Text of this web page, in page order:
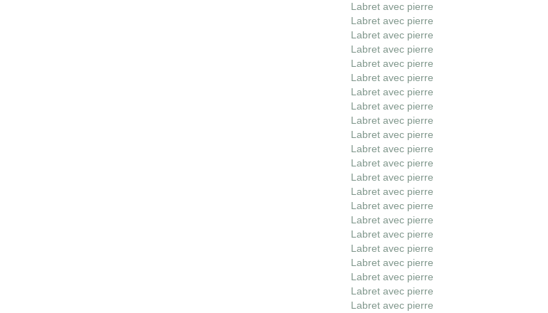
Labret avec pierre
Labret avec pierre
Labret avec pierre
Labret avec pierre
Labret avec pierre
Labret avec pierre
Labret avec pierre
Labret avec pierre
Labret avec pierre
Labret avec pierre
Labret avec pierre
Labret avec pierre
Labret avec pierre
Labret avec pierre
Labret avec pierre
Labret avec pierre
Labret avec pierre
Labret avec pierre
Labret avec pierre
Labret avec pierre
Labret avec pierre
Labret avec pierre